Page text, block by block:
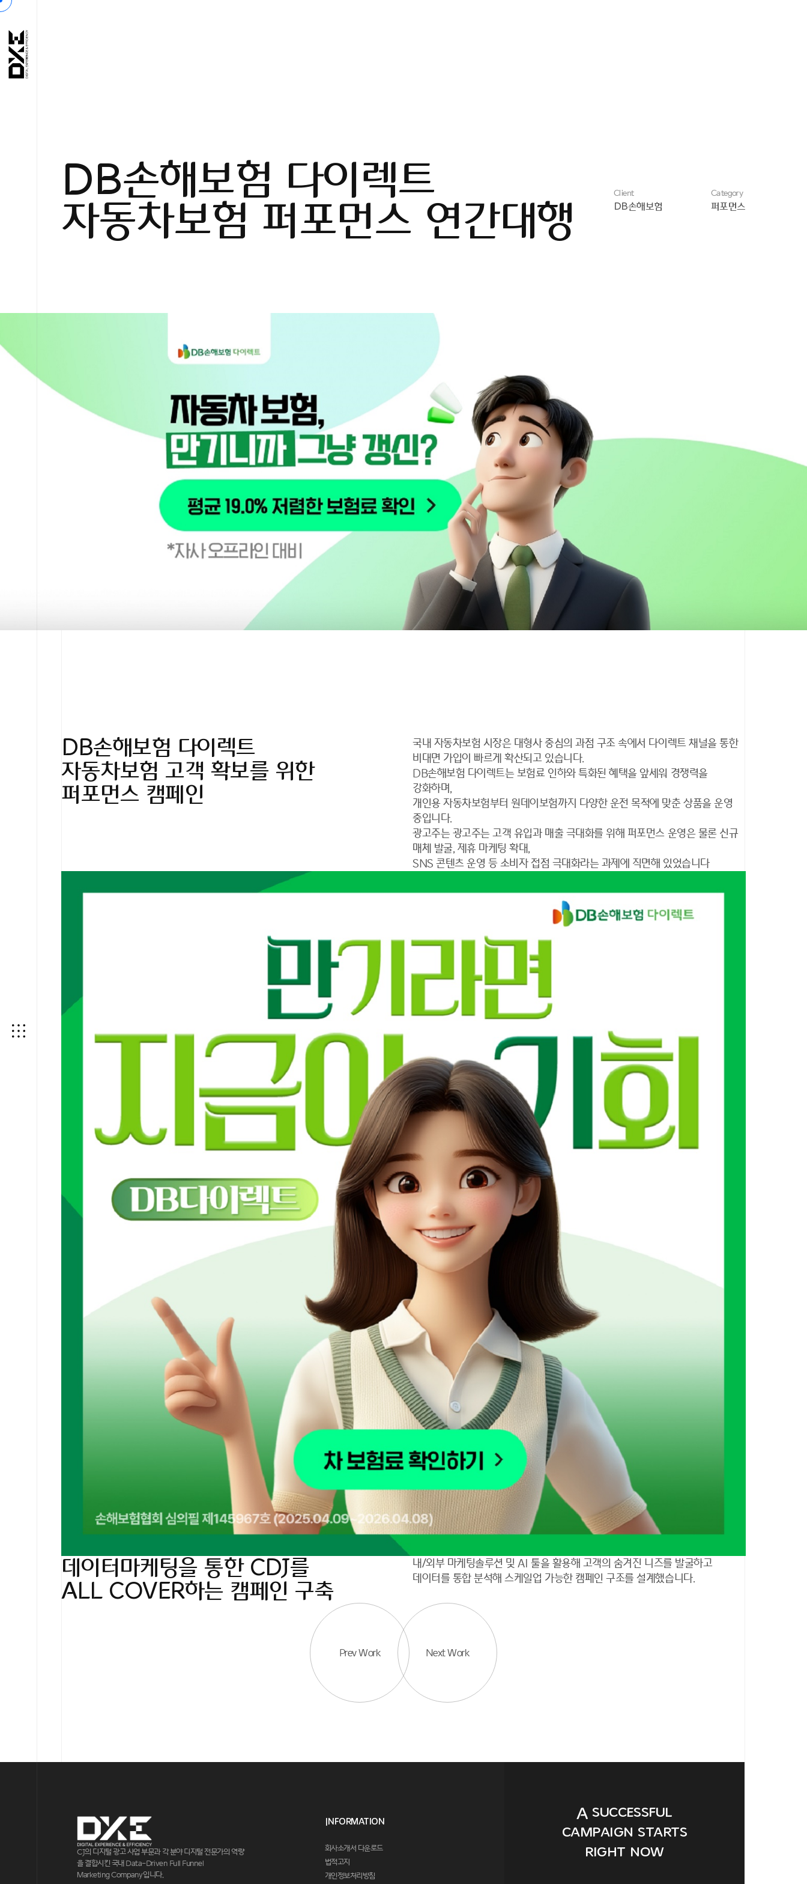
DB손해보험 다이렉트
자동차보험 퍼포먼스 연간대행
Client
DB손해보험
Category
퍼포먼스
DB손해보험 다이렉트
자동차보험 고객 확보를 위한
퍼포먼스 캠페인
국내 자동차보험 시장은 대형사 중심의 과점 구조 속에서 다이렉트 채널을 통한
비대면 가입이 빠르게 확산되고 있습니다.
DB손해보험 다이렉트는 보험료 인하와 특화된 혜택을 앞세워 경쟁력을
강화하며,
개인용 자동차보험부터 원데이보험까지 다양한 운전 목적에 맞춘 상품을 운영
중입니다.
광고주는 광고주는 고객 유입과 매출 극대화를 위해 퍼포먼스 운영은 물론 신규
매체 발굴, 제휴 마케팅 확대,
SNS 콘텐츠 운영 등 소비자 접점 극대화라는 과제에 직면해 있었습니다
데이터마케팅을 통한 CDJ를
ALL COVER하는 캠페인 구축
내/외부 마케팅솔루션 및 AI 툴을 활용해 고객의 숨겨진 니즈를 발굴하고
데이터를 통합 분석해 스케일업 가능한 캠페인 구조를 설계했습니다.
Prev Work Next Work
CJ의 디지털 광고 사업 부문과 각 분야 디지털 전문가의 역량
을 결합시킨 국내 Data-Driven Full Funnel
Marketing Company입니다.
Information
회사소개서 다운로드
법적고지
개인정보처리방침
A successful
campaign starts
right now